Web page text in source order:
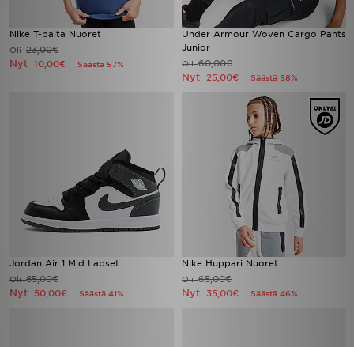
Nike T-paita Nuoret
Oli23,00€
Nyt 10,00€ Säästä 57%
Under Armour Woven Cargo Pants
Junior
Oli60,00€
Nyt 25,00€ Säästä 58%
Jordan Air 1 Mid Lapset
Oli85,00€
Nyt 50,00€ Säästä 41%
Nike Huppari Nuoret
Oli65,00€
Nyt 35,00€ Säästä 46%